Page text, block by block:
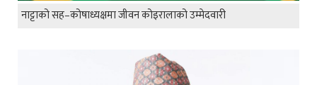
नाट्टाको सह–कोषाध्यक्षमा जीवन कोइरालाको उम्मेदवारी